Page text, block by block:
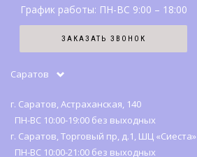
Карта сайта
График работы: ПН-ВС 9:00 – 18:00
ЗАКАЗАТЬ ЗВОНОК
Саратов
г. Саратов, Астраханская, 140
ПН-ВС 10:00-19:00 без выходных
г. Саратов, Торговый пр, д.1, ШЦ «Сиеста»
ПН-ВС 10:00-21:00 без выходных